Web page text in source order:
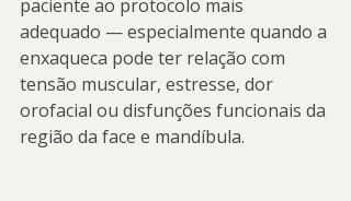
paciente ao protocolo mais
adequado — especialmente quando a
enxaqueca pode ter relação com
tensão muscular, estresse, dor
orofacial ou disfunções funcionais da
região da face e mandíbula.